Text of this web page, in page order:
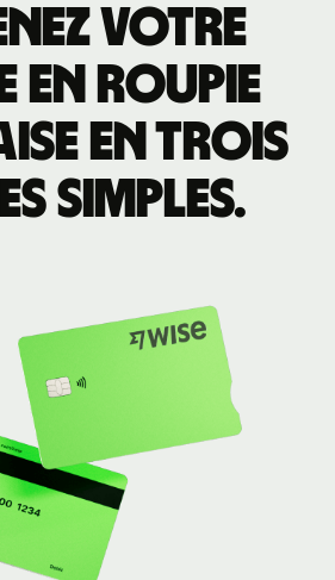
votre
en roupie
en trois
simples.